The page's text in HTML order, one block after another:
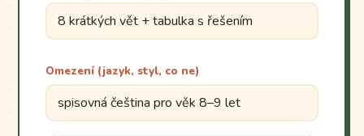
Omezení (jazyk, styl, co ne)